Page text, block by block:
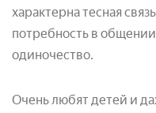
характерна тесная
потребность в
одиночество.
Очень любят детей и